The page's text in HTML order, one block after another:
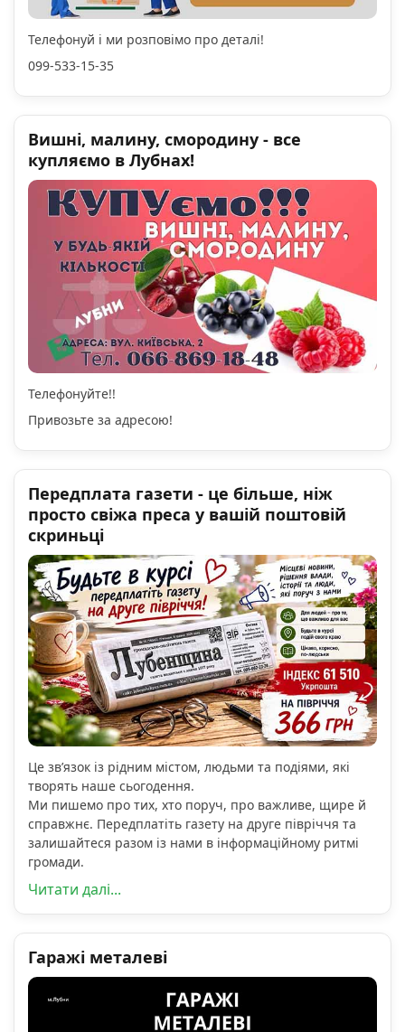
Телефонуй і ми розповімо про деталі!
099-533-15-35
Вишні, малину, смородину - все
купляємо в Лубнах!
Телефонуйте!!
Привозьте за адресою!
Передплата газети - це більше, ніж
просто свіжа преса у вашій поштовій
скриньці
Це зв’язок із рідним містом, людьми та подіями, які
творять наше сьогодення.
Ми пишемо про тих, хто поруч, про важливе, щире й
справжнє. Передплатіть газету на друге півріччя та
залишайтеся разом із нами в інформаційному ритмі
громади.
Читати далі...
Гаражі металеві